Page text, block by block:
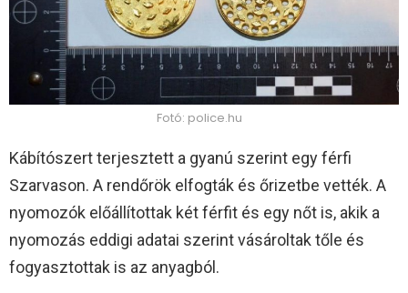
Fotó: police.hu
Kábítószert terjesztett a gyanú szerint egy férfi
Szarvason. A rendőrök elfogták és őrizetbe vették. A
nyomozók előállítottak két férfit és egy nőt is, akik a
nyomozás eddigi adatai szerint vásároltak tőle és
fogyasztottak is az anyagból.